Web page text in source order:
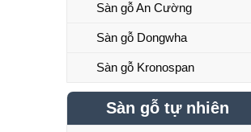
Sàn gỗ An Cường
Sàn gỗ Dongwha
Sàn gỗ Kronospan
Sàn gỗ tự nhiên